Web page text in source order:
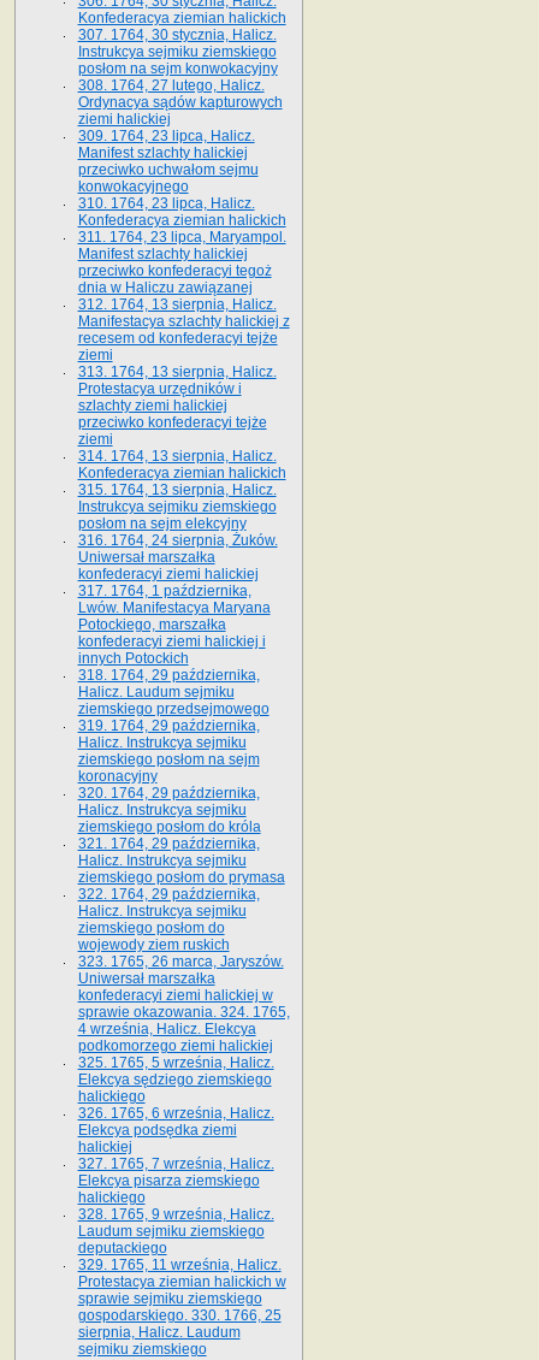
Konfederacya ziemian halickich
307. 1764, 30 stycznia, Halicz.
Instrukcya sejmiku ziemskiego
posłom na sejm konwokacyjny
308. 1764, 27 lutego, Halicz.
Ordynacya sądów kapturowych
ziemi halickiej
309. 1764, 23 lipca, Halicz.
Manifest szlachty halickiej
przeciwko uchwałom sejmu
konwokacyjnego
310. 1764, 23 lipca, Halicz.
Konfederacya ziemian halickich
311. 1764, 23 lipca, Maryampol.
Manifest szlachty halickiej
przeciwko konfederacyi tegoż
dnia w Haliczu zawiązanej
312. 1764, 13 sierpnia, Halicz.
Manifestacya szlachty halickiej z
recesem od konfederacyi tejże
ziemi
313. 1764, 13 sierpnia, Halicz.
Protestacya urzędników i
szlachty ziemi halickiej
przeciwko konfederacyi tejże
ziemi
314. 1764, 13 sierpnia, Halicz.
Konfederacya ziemian halickich
315. 1764, 13 sierpnia, Halicz.
Instrukcya sejmiku ziemskiego
posłom na sejm elekcyjny
316. 1764, 24 sierpnia, Żuków.
Uniwersał marszałka
konfederacyi ziemi halickiej
317. 1764, 1 października,
Lwów. Manifestacya Maryana
Potockiego, marszałka
konfederacyi ziemi halickiej i
innych Potockich
318. 1764, 29 października,
Halicz. Laudum sejmiku
ziemskiego przedsejmowego
319. 1764, 29 października,
Halicz. Instrukcya sejmiku
ziemskiego posłom na sejm
koronacyjny
320. 1764, 29 października,
Halicz. Instrukcya sejmiku
ziemskiego posłom do króla
321. 1764, 29 października,
Halicz. Instrukcya sejmiku
ziemskiego posłom do prymasa
322. 1764, 29 października,
Halicz. Instrukcya sejmiku
ziemskiego posłom do
wojewody ziem ruskich
323. 1765, 26 marca, Jaryszów.
Uniwersał marszałka
konfederacyi ziemi halickiej w
sprawie okazowania. 324. 1765,
4 września, Halicz. Elekcya
podkomorzego ziemi halickiej
325. 1765, 5 września, Halicz.
Elekcya sędziego ziemskiego
halickiego
326. 1765, 6 września, Halicz.
Elekcya podsędka ziemi
halickiej
327. 1765, 7 września, Halicz.
Elekcya pisarza ziemskiego
halickiego
328. 1765, 9 września, Halicz.
Laudum sejmiku ziemskiego
deputackiego
329. 1765, 11 września, Halicz.
Protestacya ziemian halickich w
sprawie sejmiku ziemskiego
gospodarskiego. 330. 1766, 25
sierpnia, Halicz. Laudum
sejmiku ziemskiego